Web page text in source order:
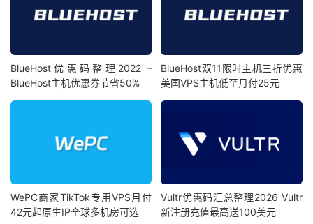
BlueHost优惠码整理2022 –
BlueHost主机优惠券节省50%
BlueHost双11限时主机三折优惠
美国VPS主机低至月付25元
WePC商家TikTok专用VPS月付
42元起原生IP全球多机房可选
Vultr优惠码汇总整理2026 Vultr
新注册充值最高送100美元